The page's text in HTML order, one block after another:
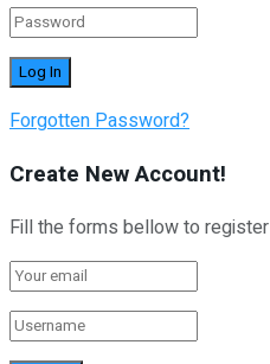
Forgotten Password?
Create New Account!
Fill the forms bellow to register